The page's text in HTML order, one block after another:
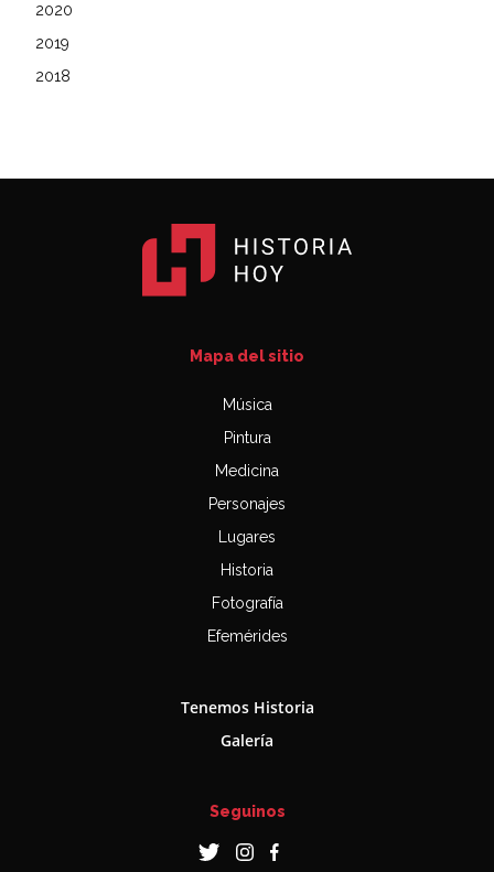
2020
2019
2018
Mapa del sitio
Música
Pintura
Medicina
Personajes
Lugares
Historia
Fotografía
Efemérides
Tenemos Historia
Galería
Seguinos